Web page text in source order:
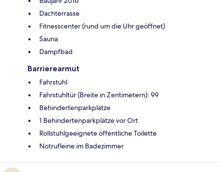
Dachterrasse
Fitnesscenter (rund um die Uhr geöffnet)
Sauna
Dampfbad
Barrierearmut
Fahrstuhl
Fahrstuhltür (Breite in Zentimetern): 99
Behindertenparkplätze
1 Behindertenparkplätze vor Ort
Rollstuhlgeeignete öffentliche Toilette
Notrufleine im Badezimmer